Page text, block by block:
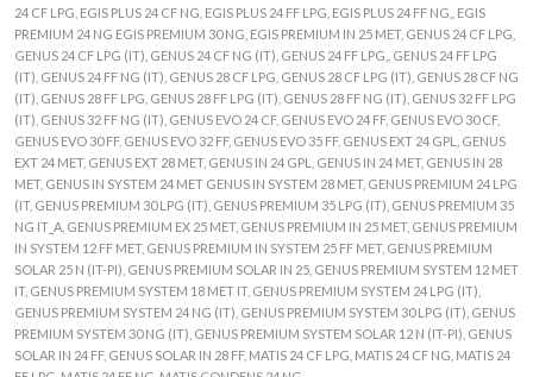
24 CF LPG, EGIS PLUS 24 CF NG, EGIS PLUS 24 FF LPG, EGIS PLUS 24 FF NG,, EGIS
PREMIUM 24 NG EGIS PREMIUM 30 NG, EGIS PREMIUM IN 25 MET, GENUS 24 CF LPG,
GENUS 24 CF LPG (IT), GENUS 24 CF NG (IT), GENUS 24 FF LPG,, GENUS 24 FF LPG
(IT), GENUS 24 FF NG (IT), GENUS 28 CF LPG, GENUS 28 CF LPG (IT), GENUS 28 CF NG
(IT), GENUS 28 FF LPG, GENUS 28 FF LPG (IT), GENUS 28 FF NG (IT), GENUS 32 FF LPG
(IT), GENUS 32 FF NG (IT), GENUS EVO 24 CF, GENUS EVO 24 FF, GENUS EVO 30 CF,
GENUS EVO 30 FF, GENUS EVO 32 FF, GENUS EVO 35 FF, GENUS EXT 24 GPL, GENUS
EXT 24 MET, GENUS EXT 28 MET, GENUS IN 24 GPL, GENUS IN 24 MET, GENUS IN 28
MET, GENUS IN SYSTEM 24 MET GENUS IN SYSTEM 28 MET, GENUS PREMIUM 24 LPG
(IT, GENUS PREMIUM 30 LPG (IT), GENUS PREMIUM 35 LPG (IT), GENUS PREMIUM 35
NG IT_A, GENUS PREMIUM EX 25 MET, GENUS PREMIUM IN 25 MET, GENUS PREMIUM
IN SYSTEM 12 FF MET, GENUS PREMIUM IN SYSTEM 25 FF MET, GENUS PREMIUM
SOLAR 25 N (IT-PI), GENUS PREMIUM SOLAR IN 25, GENUS PREMIUM SYSTEM 12 MET
IT, GENUS PREMIUM SYSTEM 18 MET IT, GENUS PREMIUM SYSTEM 24 LPG (IT),
GENUS PREMIUM SYSTEM 24 NG (IT), GENUS PREMIUM SYSTEM 30 LPG (IT), GENUS
PREMIUM SYSTEM 30 NG (IT), GENUS PREMIUM SYSTEM SOLAR 12 N (IT-PI), GENUS
SOLAR IN 24 FF, GENUS SOLAR IN 28 FF, MATIS 24 CF LPG, MATIS 24 CF NG, MATIS 24